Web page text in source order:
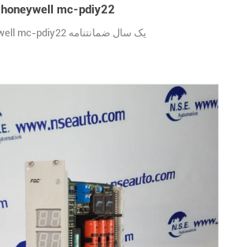
honeywell mc-pdiy22
honeywell mc-pdiy22 یک سال ضمانتنامه